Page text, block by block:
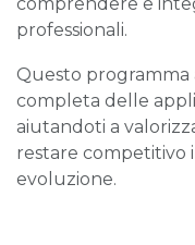
professionali.
Questo programma
completa delle
aiutandoti a
restare competitivo
evoluzione.